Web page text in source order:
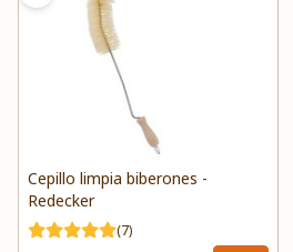
Cepillo limpia biberones -
Redecker
(7)